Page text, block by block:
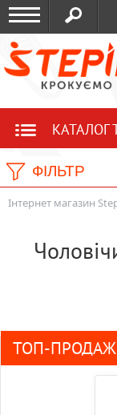
КАТАЛОГ
ФІЛЬТР
Інтернет магазин
ТОП-ПРОДАЖ